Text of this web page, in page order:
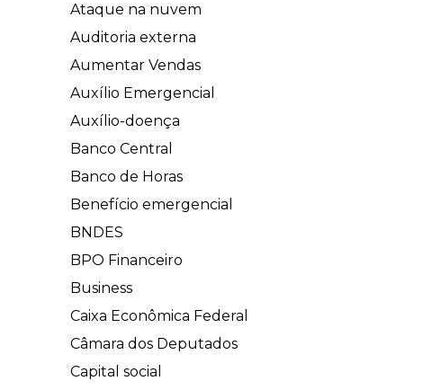
Ataque na nuvem
Auditoria externa
Aumentar Vendas
Auxílio Emergencial
Auxílio-doença
Banco Central
Banco de Horas
Benefício emergencial
BNDES
BPO Financeiro
Business
Caixa Econômica Federal
Câmara dos Deputados
Capital social